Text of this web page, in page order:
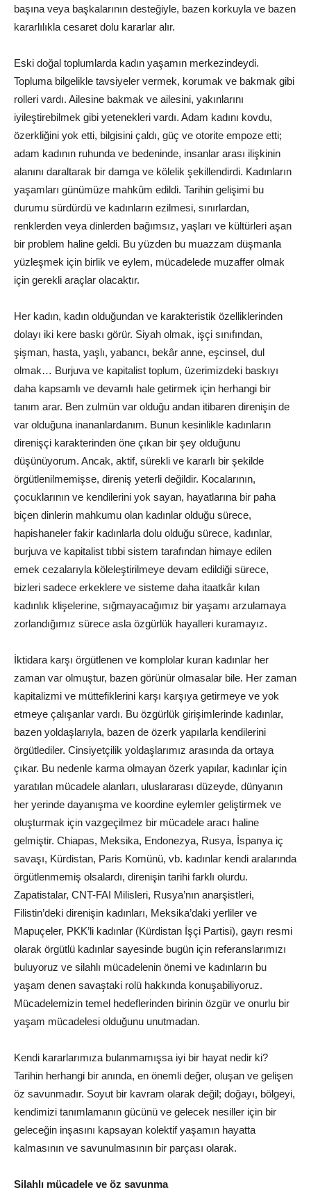
başına veya başkalarının desteğiyle, bazen korkuyla ve bazen
kararlılıkla cesaret dolu kararlar alır.
Eski doğal toplumlarda kadın yaşamın merkezindeydi.
Topluma bilgelikle tavsiyeler vermek, korumak ve bakmak gibi
rolleri vardı. Ailesine bakmak ve ailesini, yakınlarını
iyileştirebilmek gibi yetenekleri vardı. Adam kadını kovdu,
özerkliğini yok etti, bilgisini çaldı, güç ve otorite empoze etti;
adam kadının ruhunda ve bedeninde, insanlar arası ilişkinin
alanını daraltarak bir damga ve kölelik şekillendirdi. Kadınların
yaşamları günümüze mahkûm edildi. Tarihin gelişimi bu
durumu sürdürdü ve kadınların ezilmesi, sınırlardan,
renklerden veya dinlerden bağımsız, yaşları ve kültürleri aşan
bir problem haline geldi. Bu yüzden bu muazzam düşmanla
yüzleşmek için birlik ve eylem, mücadelede muzaffer olmak
için gerekli araçlar olacaktır.
Her kadın, kadın olduğundan ve karakteristik özelliklerinden
dolayı iki kere baskı görür. Siyah olmak, işçi sınıfından,
şişman, hasta, yaşlı, yabancı, bekâr anne, eşcinsel, dul
olmak… Burjuva ve kapitalist toplum, üzerimizdeki baskıyı
daha kapsamlı ve devamlı hale getirmek için herhangi bir
tanım arar. Ben zulmün var olduğu andan itibaren direnişin de
var olduğuna inananlardanım. Bunun kesinlikle kadınların
direnişçi karakterinden öne çıkan bir şey olduğunu
düşünüyorum. Ancak, aktif, sürekli ve kararlı bir şekilde
örgütlenilmemişse, direniş yeterli değildir. Kocalarının,
çocuklarının ve kendilerini yok sayan, hayatlarına bir paha
biçen dinlerin mahkumu olan kadınlar olduğu sürece,
hapishaneler fakir kadınlarla dolu olduğu sürece, kadınlar,
burjuva ve kapitalist tıbbi sistem tarafından himaye edilen
emek cezalarıyla köleleştirilmeye devam edildiği sürece,
bizleri sadece erkeklere ve sisteme daha itaatkâr kılan
kadınlık klişelerine, sığmayacağımız bir yaşamı arzulamaya
zorlandığımız sürece asla özgürlük hayalleri kuramayız.
İktidara karşı örgütlenen ve komplolar kuran kadınlar her
zaman var olmuştur, bazen görünür olmasalar bile. Her zaman
kapitalizmi ve müttefiklerini karşı karşıya getirmeye ve yok
etmeye çalışanlar vardı. Bu özgürlük girişimlerinde kadınlar,
bazen yoldaşlarıyla, bazen de özerk yapılarla kendilerini
örgütlediler. Cinsiyetçilik yoldaşlarımız arasında da ortaya
çıkar. Bu nedenle karma olmayan özerk yapılar, kadınlar için
yaratılan mücadele alanları, uluslararası düzeyde, dünyanın
her yerinde dayanışma ve koordine eylemler geliştirmek ve
oluşturmak için vazgeçilmez bir mücadele aracı haline
gelmiştir. Chiapas, Meksika, Endonezya, Rusya, İspanya iç
savaşı, Kürdistan, Paris Komünü, vb. kadınlar kendi aralarında
örgütlenmemiş olsalardı, direnişin tarihi farklı olurdu.
Zapatistalar, CNT-FAI Milisleri, Rusya’nın anarşistleri,
Filistin’deki direnişin kadınları, Meksika’daki yerliler ve
Mapuçeler, PKK’li kadınlar (Kürdistan İşçi Partisi), gayrı resmi
olarak örgütlü kadınlar sayesinde bugün için referanslarımızı
buluyoruz ve silahlı mücadelenin önemi ve kadınların bu
yaşam denen savaştaki rolü hakkında konuşabiliyoruz.
Mücadelemizin temel hedeflerinden birinin özgür ve onurlu bir
yaşam mücadelesi olduğunu unutmadan.
Kendi kararlarımıza bulanmamışsa iyi bir hayat nedir ki?
Tarihin herhangi bir anında, en önemli değer, oluşan ve gelişen
öz savunmadır. Soyut bir kavram olarak değil; doğayı, bölgeyi,
kendimizi tanımlamanın gücünü ve gelecek nesiller için bir
geleceğin inşasını kapsayan kolektif yaşamın hayatta
kalmasının ve savunulmasının bir parçası olarak.
Silahlı mücadele ve öz savunma